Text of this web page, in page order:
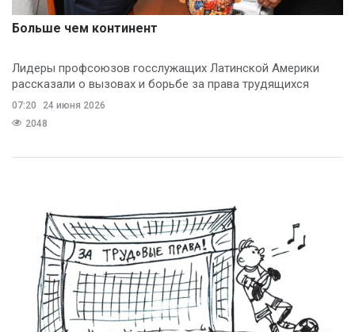
Больше чем континент
Лидеры профсоюзов госслужащих Латинской Америки
рассказали о вызовах и борьбе за права трудящихся
07:20
24 июня 2026
2048